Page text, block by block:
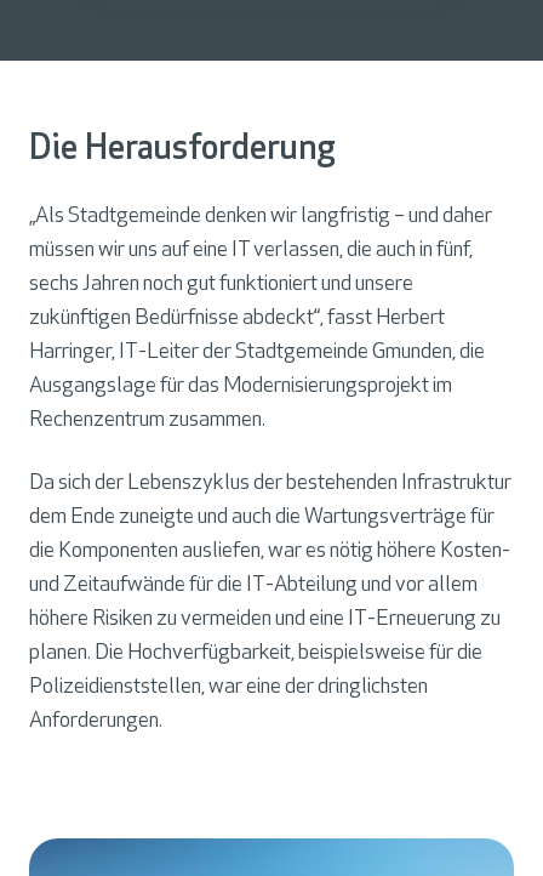
Die Herausforderung
„Als Stadtgemeinde denken wir langfristig – und daher
müssen wir uns auf eine IT verlassen, die auch in fünf,
sechs Jahren noch gut funktioniert und unsere
zukünftigen Bedürfnisse abdeckt“, fasst Herbert
Harringer, IT-Leiter der Stadtgemeinde Gmunden, die
Ausgangslage für das Modernisierungsprojekt im
Rechenzentrum zusammen.
Da sich der Lebenszyklus der bestehenden Infrastruktur
dem Ende zuneigte und auch die Wartungsverträge für
die Komponenten ausliefen, war es nötig höhere Kosten-
und Zeitaufwände für die IT-Abteilung und vor allem
höhere Risiken zu vermeiden und eine IT-Erneuerung zu
planen. Die Hochverfügbarkeit, beispielsweise für die
Polizeidienststellen, war eine der dringlichsten
Anforderungen.